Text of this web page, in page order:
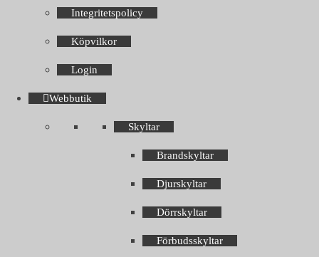
Integritetspolicy
Köpvilkor
Login
Webbutik
Skyltar
Brandskyltar
Djurskyltar
Dörrskyltar
Förbudsskyltar